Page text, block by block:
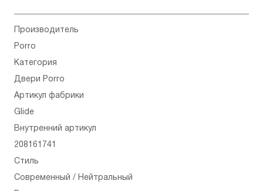
Производитель
Porro
Категория
Двери Porro
Артикул фабрики
Glide
Внутренний артикул
208161741
Стиль
Современный / Нейтральный